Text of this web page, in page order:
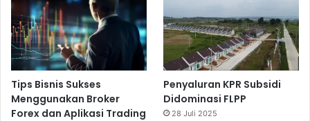
Tips Bisnis Sukses
Menggunakan Broker
Forex dan Aplikasi Trading
Penyaluran KPR Subsidi
Didominasi FLPP
28 Juli 2025